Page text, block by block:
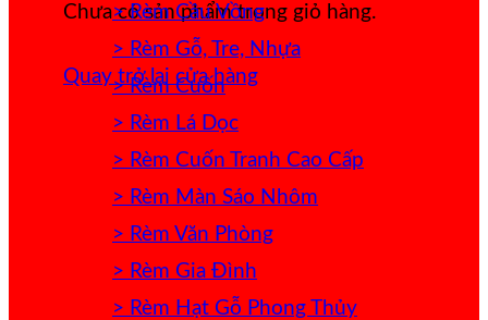
Chưa có sản phẩm trong giỏ hàng.
Quay trở lại cửa hàng
> Rèm Cầu Vồng
> Rèm Gỗ, Tre, Nhựa
> Rèm Cuốn
> Rèm Lá Dọc
> Rèm Cuốn Tranh Cao Cấp
> Rèm Màn Sáo Nhôm
> Rèm Văn Phòng
> Rèm Gia Đình
> Rèm Hạt Gỗ Phong Thủy